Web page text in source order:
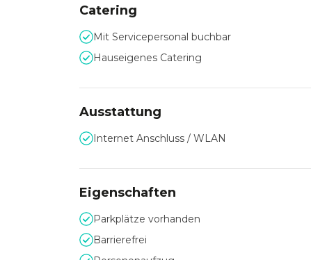
Catering
Mit Servicepersonal buchbar
Hauseigenes Catering
Ausstattung
Internet Anschluss / WLAN
Eigenschaften
Parkplätze vorhanden
Barrierefrei